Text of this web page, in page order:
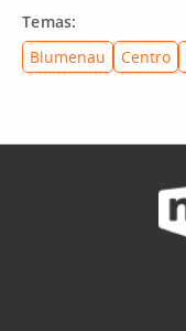
Temas:
Blumenau
Centro